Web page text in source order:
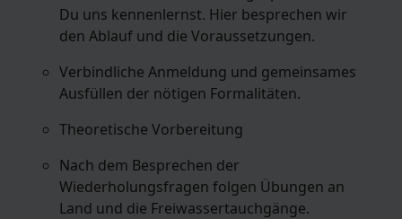
Du uns kennenlernst. Hier besprechen wir
den Ablauf und die Voraussetzungen.
Verbindliche Anmeldung und gemeinsames
Ausfüllen der nötigen Formalitäten.
Theoretische Vorbereitung
Nach dem Besprechen der
Wiederholungsfragen folgen Übungen an
Land und die Freiwassertauchgänge.